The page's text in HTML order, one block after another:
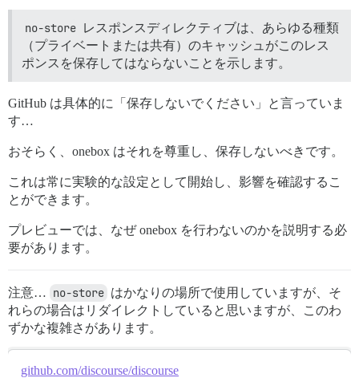
no-store レスポンスディレクティブは、あらゆる種類
（プライベートまたは共有）のキャッシュがこのレス
ポンスを保存してはならないことを示します。
GitHub は具体的に「保存しないでください」と言っていま
す…
おそらく、onebox はそれを尊重し、保存しないべきです。
これは常に実験的な設定として開始し、影響を確認するこ
とができます。
プレビューでは、なぜ onebox を行わないのかを説明する必
要があります。
注意… no-store はかなりの場所で使用していますが、そ
れらの場合はリダイレクトしていると思いますが、このわ
ずかな複雑さがあります。
github.com/discourse/discourse